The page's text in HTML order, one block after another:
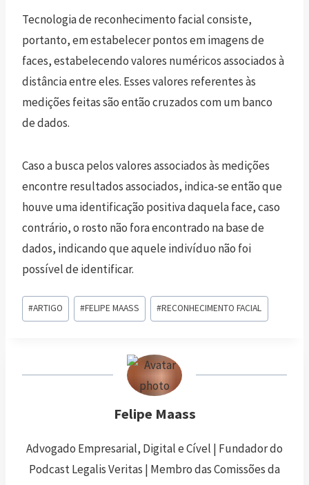
Tecnologia de reconhecimento facial consiste,
portanto, em estabelecer pontos em imagens de
faces, estabelecendo valores numéricos associados à
distância entre eles. Esses valores referentes às
medições feitas são então cruzados com um banco
de dados.
Caso a busca pelos valores associados às medições
encontre resultados associados, indica-se então que
houve uma identificação positiva daquela face, caso
contrário, o rosto não fora encontrado na base de
dados, indicando que aquele indivíduo não foi
possível de identificar.
#ARTIGO #FELIPE MAASS #RECONHECIMENTO FACIAL
Felipe Maass
Advogado Empresarial, Digital e Cível | Fundador do
Podcast Legalis Veritas | Membro das Comissões da